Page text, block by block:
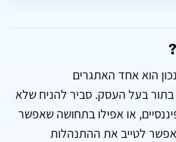
הוא אחד האתגרים
בתור בעל העסק. סביר להניח שלא
או אפילו בתחושה שאפשר
אפשר לטייב את ההתנהלות